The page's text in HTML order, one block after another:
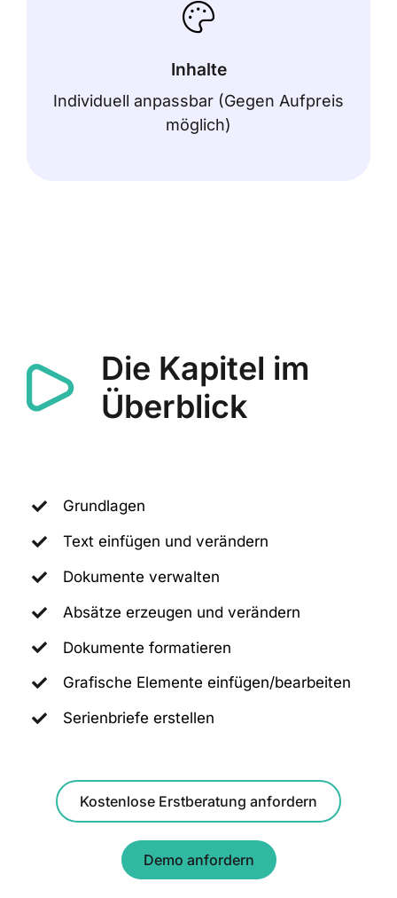
Inhalte
Individuell anpassbar (Gegen Aufpreis
möglich)
Die Kapitel im
Überblick
Grundlagen
Text einfügen und verändern
Dokumente verwalten
Absätze erzeugen und verändern
Dokumente formatieren
Grafische Elemente einfügen/bearbeiten
Serienbriefe erstellen
Kostenlose Erstberatung anfordern
Demo anfordern